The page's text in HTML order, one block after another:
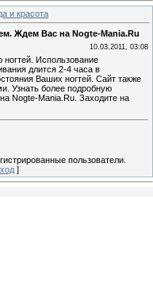
и красота
Ждем Вас на Nogte-Mania.Ru
10.03.2011, 03:08
Использование
длится 2-4 часа в
Ваших ногтей. Сайт также
Узнать более подробную
Nogte-Mania.Ru. Заходите на
пользователи.
]